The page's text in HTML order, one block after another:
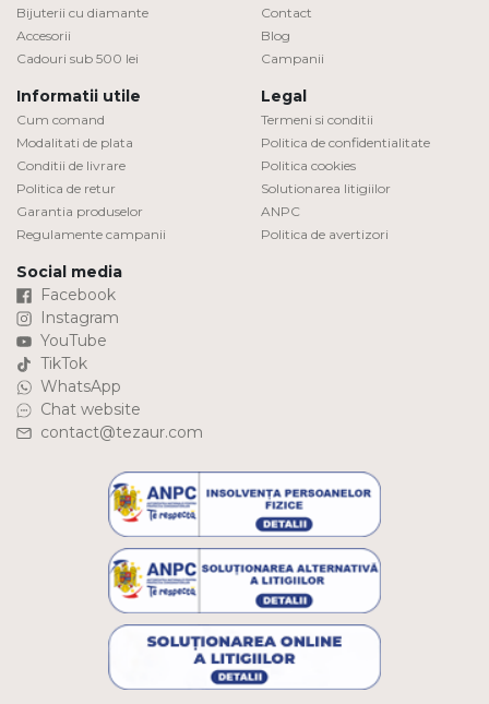
Bijuterii cu diamante
Accesorii
Cadouri sub 500 lei
Contact
Blog
Campanii
Informatii utile
Cum comand
Modalitati de plata
Conditii de livrare
Politica de retur
Garantia produselor
Regulamente campanii
Legal
Termeni si conditii
Politica de confidentialitate
Politica cookies
Solutionarea litigiilor
ANPC
Politica de avertizori
Social media
Facebook
Instagram
YouTube
TikTok
WhatsApp
Chat website
contact@tezaur.com